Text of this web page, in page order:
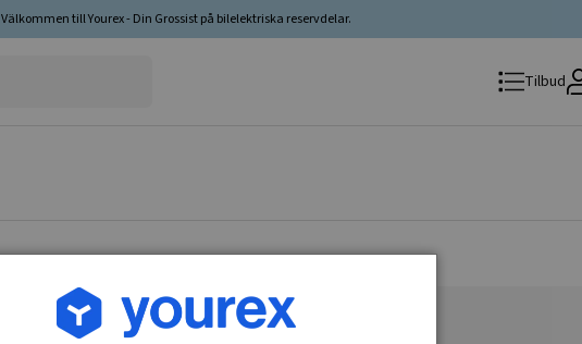
Välkommen till Yourex - Din Grossist på bilelektriska reservdelar.
Tilbud
Varenr.: F032114004